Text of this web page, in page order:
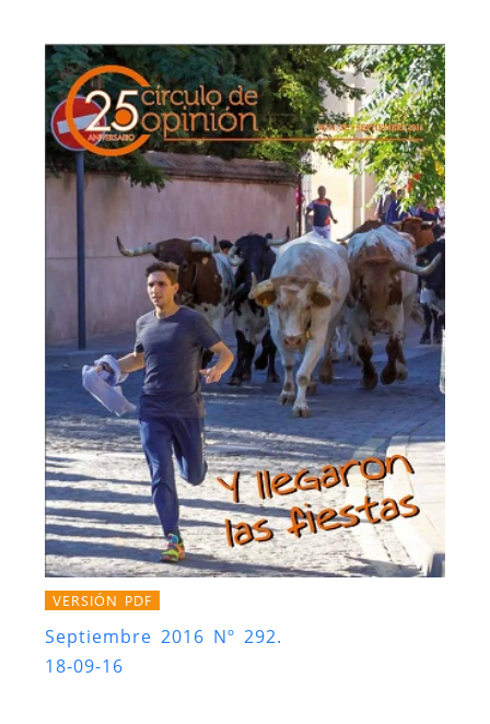
VERSIÓN PDF
Septiembre 2016 Nº 292.
18-09-16